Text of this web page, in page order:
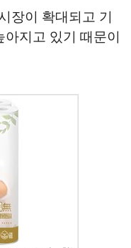
장이 확대되고 기
지고 있기 때문이